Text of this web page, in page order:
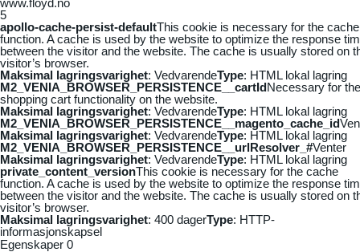
5
apollo-cache-persist-defaultThis cookie is necessary for the cache
function. A cache is used by the website to optimize the response
between the visitor and the website. The cache is usually stored on
visitor’s browser.
Maksimal lagringsvarighet: VedvarendeType: HTML lokal lagring
M2_VENIA_BROWSER_PERSISTENCE__cartIdNecessary for the
shopping cart functionality on the website.
Maksimal lagringsvarighet: VedvarendeType: HTML lokal lagring
M2_VENIA_BROWSER_PERSISTENCE__magento_cache_id
Maksimal lagringsvarighet: VedvarendeType: HTML lokal lagring
M2_VENIA_BROWSER_PERSISTENCE__urlResolver_#Venter
Maksimal lagringsvarighet: VedvarendeType: HTML lokal lagring
private_content_versionThis cookie is necessary for the cache
function. A cache is used by the website to optimize the response
between the visitor and the website. The cache is usually stored on
visitor’s browser.
Maksimal lagringsvarighet: 400 dagerType: HTTP-
informasjonskapsel
Egenskaper 0